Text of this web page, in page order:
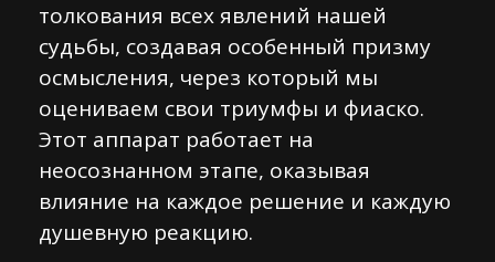
толкования всех явлений нашей
судьбы, создавая особенный призму
осмысления, через который мы
оцениваем свои триумфы и фиаско.
Этот аппарат работает на
неосознанном этапе, оказывая
влияние на каждое решение и каждую
душевную реакцию.